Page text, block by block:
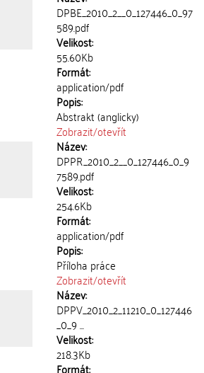
DPBE_2010_2__0_127446_0_97
589.pdf
Velikost:
55.60Kb
Formát:
application/pdf
Popis:
Abstrakt (anglicky)
Zobrazit/otevřít
Název:
DPPR_2010_2__0_127446_0_9
7589.pdf
Velikost:
254.6Kb
Formát:
application/pdf
Popis:
Příloha práce
Zobrazit/otevřít
Název:
DPPV_2010_2_11210_0_127446
_0_9 ...
Velikost:
218.3Kb
Formát: